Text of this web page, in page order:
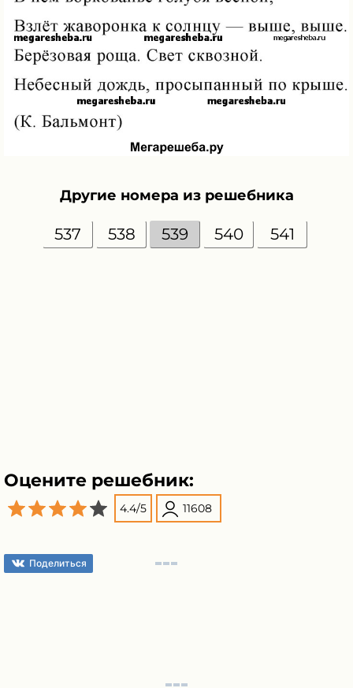
Другие номера из решебника
537 538 539 540 541
Оцените решебник:
4.4/5 11608
Поделиться